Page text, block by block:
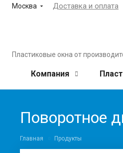
Москва Доставка и оплата
Пластиковые окна от
Компания
Поворотное
Главная Продукты